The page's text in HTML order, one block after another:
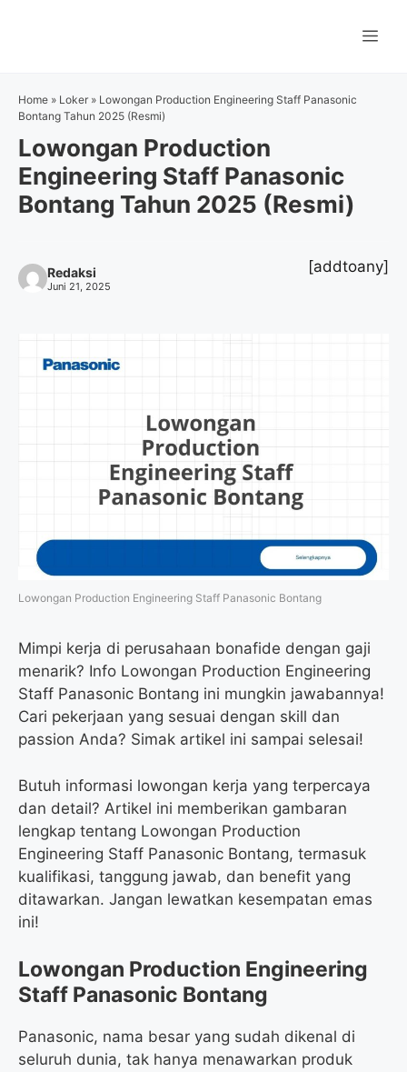
Home » Loker » Lowongan Production Engineering Staff Panasonic
Bontang Tahun 2025 (Resmi)
Lowongan Production
Engineering Staff Panasonic
Bontang Tahun 2025 (Resmi)
Redaksi
Juni 21, 2025
[addtoany]
Lowongan Production Engineering Staff Panasonic Bontang
Mimpi kerja di perusahaan bonafide dengan gaji
menarik? Info Lowongan Production Engineering
Staff Panasonic Bontang ini mungkin jawabannya!
Cari pekerjaan yang sesuai dengan skill dan
passion Anda? Simak artikel ini sampai selesai!
Butuh informasi lowongan kerja yang terpercaya
dan detail? Artikel ini memberikan gambaran
lengkap tentang Lowongan Production
Engineering Staff Panasonic Bontang, termasuk
kualifikasi, tanggung jawab, dan benefit yang
ditawarkan. Jangan lewatkan kesempatan emas
ini!
Lowongan Production Engineering
Staff Panasonic Bontang
Panasonic, nama besar yang sudah dikenal di
seluruh dunia, tak hanya menawarkan produk